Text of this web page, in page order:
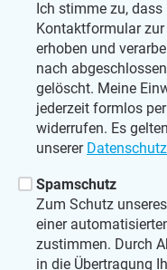
Ich stimme zu,
Kontaktformular
erhoben und
nach
gelöscht. Meine
jederzeit formlos
widerrufen. Es
unserer
Spamschutz
Zum Schutz
einer
zustimmen. Durch
in die Übertragung